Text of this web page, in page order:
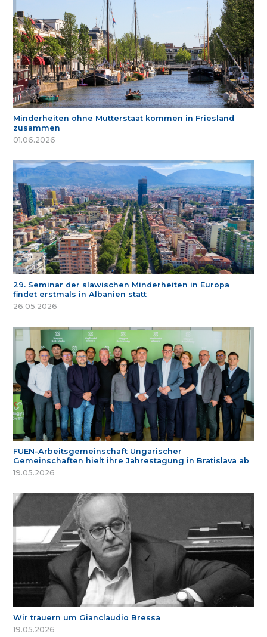
Minderheiten ohne Mutterstaat kommen in Friesland
zusammen
01.06.2026
29. Seminar der slawischen Minderheiten in Europa
findet erstmals in Albanien statt
26.05.2026
FUEN-Arbeitsgemeinschaft Ungarischer
Gemeinschaften hielt ihre Jahrestagung in Bratislava ab
19.05.2026
Wir trauern um Gianclaudio Bressa
19.05.2026